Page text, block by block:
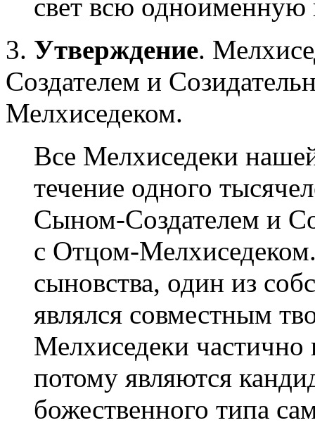
свет всю одноименную
3. Утверждение.
Создателем и
Мелхиседеком.
Все Мелхиседеки
течение одного
Сыном-Создателем и
с Отцом-
сыновства, один из
являлся совместным
Мелхиседеки частично
потому являются
божественного типа